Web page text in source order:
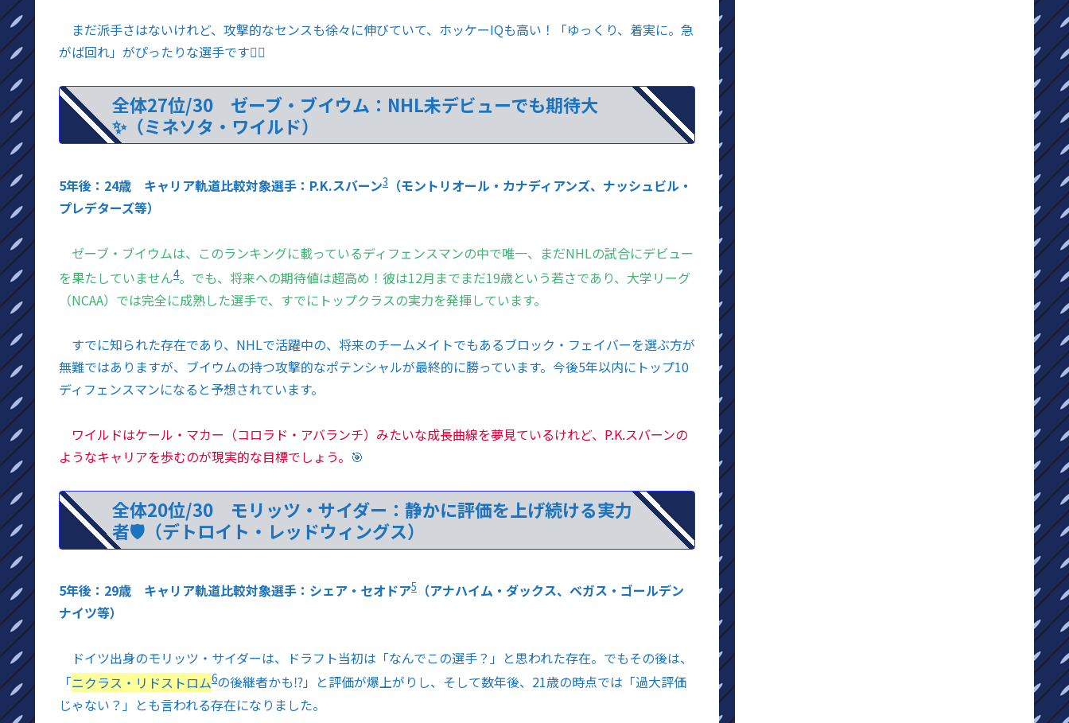
まだ派手さはないけれど、攻撃的なセンスも徐々に伸びていて、ホッケーIQも高い！「ゆっくり、着実に。急
がば回れ」がぴったりな選手です🚶‍♂️
全体27位/30 ゼーブ・ブイウム：NHL未デビューでも期待大
✨（ミネソタ・ワイルド）
5年後：24歳 キャリア軌道比較対象選手：P.K.スバーン3
（モントリオール・カナディアンズ、ナッシュビル・
プレデターズ等）
ゼーブ・ブイウムは、このランキングに載っているディフェンスマンの中で唯一、まだNHLの試合にデビュー
を果たしていません4。でも、将来への期待値は超高め！彼は12月までまだ19歳という若さであり、大学リーグ
（NCAA）では完全に成熟した選手で、すでにトップクラスの実力を発揮しています。
すでに知られた存在であり、NHLで活躍中の、将来のチームメイトでもあるブロック・フェイバーを選ぶ方が
無難ではありますが、ブイウムの持つ攻撃的なポテンシャルが最終的に勝っています。今後5年以内にトップ10
ディフェンスマンになると予想されています。
ワイルドはケール・マカー（コロラド・アバランチ）みたいな成長曲線を夢見ているけれど、P.K.スバーンの
ようなキャリアを歩むのが現実的な目標でしょう。 🎯
全体20位/30 モリッツ・サイダー：静かに評価を上げ続ける実力
者🛡️（デトロイト・レッドウィングス）
5年後：29歳 キャリア軌道比較対象選手：シェア・セオドア5
（アナハイム・ダックス、ベガス・ゴールデン
ナイツ等）
ドイツ出身のモリッツ・サイダーは、ドラフト当初は「なんでこの選手？」と思われた存在。でもその後は、
「ニクラス・リドストロム6の後継者かも⁉」と評価が爆上がりし、そして数年後、21歳の時点では「過大評価
じゃない？」とも言われる存在になりました。